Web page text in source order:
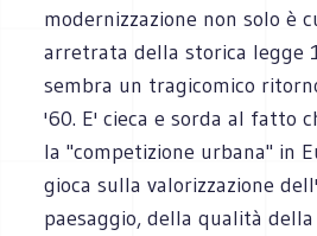
modernizzazione non solo è
arretrata della storica legge
sembra un tragicomico
'60. E' cieca e sorda al fatto
la "competizione urbana" in
gioca sulla valorizzazione
paesaggio, della qualità